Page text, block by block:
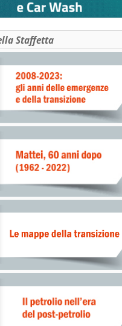
alle Regioni'
Staffetta